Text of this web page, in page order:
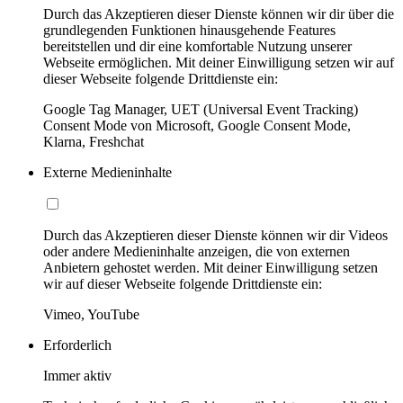
Durch das Akzeptieren dieser Dienste können wir dir über die
grundlegenden Funktionen hinausgehende Features
bereitstellen und dir eine komfortable Nutzung unserer
Webseite ermöglichen. Mit deiner Einwilligung setzen wir auf
dieser Webseite folgende Drittdienste ein:
Google Tag Manager, UET (Universal Event Tracking)
Consent Mode von Microsoft, Google Consent Mode,
Klarna, Freshchat
Externe Medieninhalte
Durch das Akzeptieren dieser Dienste können wir dir Videos
oder andere Medieninhalte anzeigen, die von externen
Anbietern gehostet werden. Mit deiner Einwilligung setzen
wir auf dieser Webseite folgende Drittdienste ein:
Vimeo, YouTube
Erforderlich
Immer aktiv